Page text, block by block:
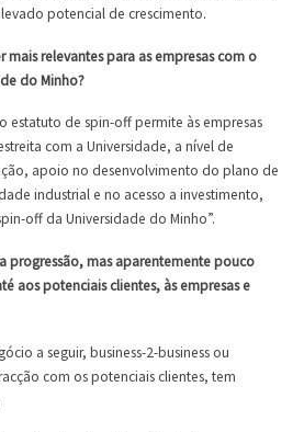
potencial de crescimento.
mais relevantes para as empresas com o
do Minho?
estatuto de spin-off permite às empresas
com a Universidade, a nível de
apoio no desenvolvimento do plano de
industrial e no acesso a investimento,
off da Universidade do Minho”.
progressão, mas aparentemente pouco
aos potenciais clientes, às empresas e
a seguir, business-2-business ou
com os potenciais clientes, tem